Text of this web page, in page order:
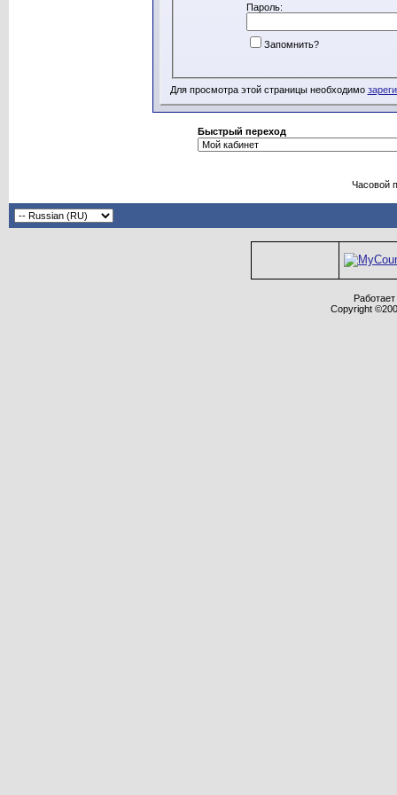
Пароль:
Запомнить?
Для просмотра этой страницы необходимо
Быстрый переход
Часовой
Copyright